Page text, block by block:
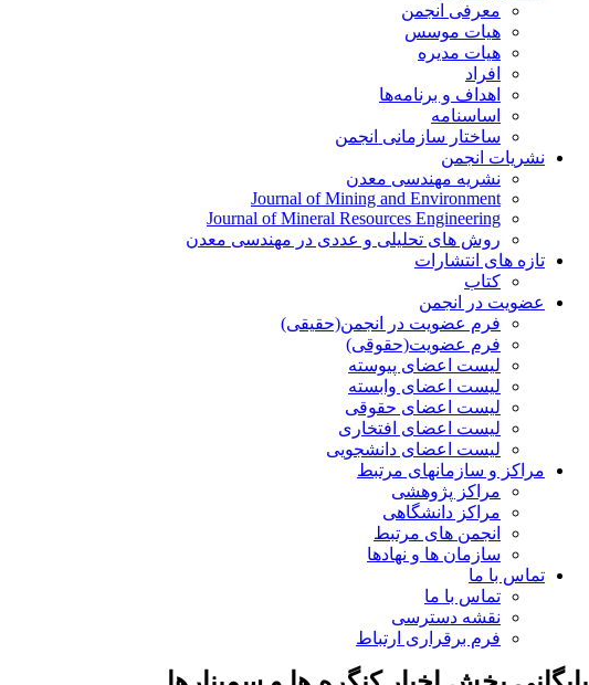
معرفی انجمن
هیات موسس
هیات مدیره
افراد
اهداف و برنامه‌ها
اساسنامه
ساختار سازمانی انجمن
نشریات انجمن
نشریه مهندسی معدن
Journal of Mining and Environment
Journal of Mineral Resources Engineering
روش های تحلیلی و عددی در مهندسی معدن
تازه های انتشارات
کتاب
عضویت در انجمن
فرم عضویت در انجمن(حقیقی)
فرم عضویت(حقوقی)
لیست اعضای پیوسته
لیست اعضای وابسته
لیست اعضای حقوقی
لیست اعضای افتخاری
لیست اعضای دانشجویی
مراکز و سازمانهای مرتبط
مراکز پژوهشی
مراکز دانشگاهی
انجمن های مرتبط
سازمان ها و نهادها
تماس با ما
تماس با ما
نقشه دسترسی
فرم برقراری ارتباط